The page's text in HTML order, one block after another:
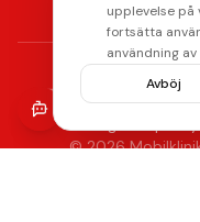
© 2026
upplevelse
fortsätta
användning av
Avböj